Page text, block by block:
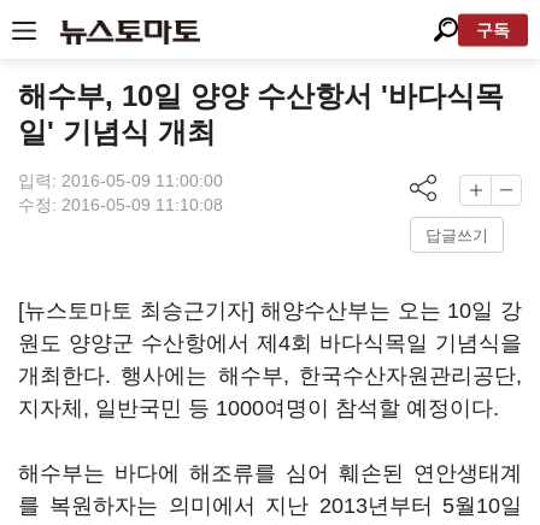
구독
해수부, 10일 양양 수산항서 '바다식목
일' 기념식 개최
입력: 2016-05-09 11:00:00
수정: 2016-05-09 11:10:08
답글쓰기
[뉴스토마토 최승근기자] 해양수산부는 오는 10일 강
원도 양양군 수산항에서 제4회 바다식목일 기념식을
개최한다. 행사에는 해수부, 한국수산자원관리공단,
지자체, 일반국민 등 1000여명이 참석할 예정이다.
해수부는 바다에 해조류를 심어 훼손된 연안생태계
를 복원하자는 의미에서 지난 2013년부터 5월10일